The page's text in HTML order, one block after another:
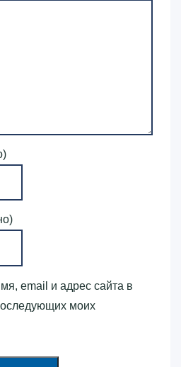
email и адрес сайта в
моих